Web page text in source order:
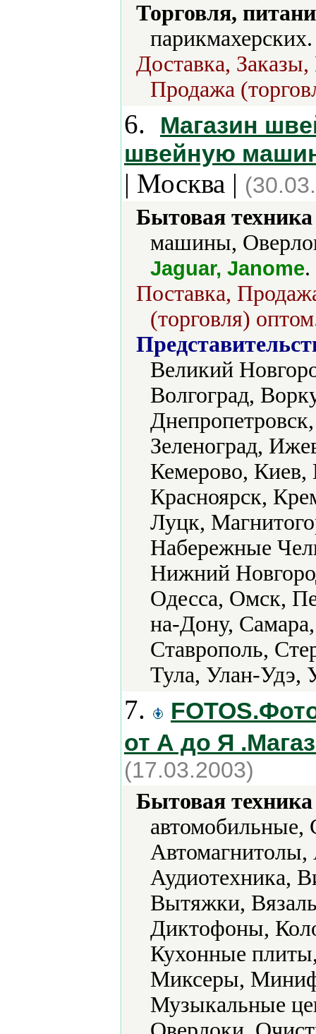
Торговля,
парикмахерских.
Доставка,
Продажа
6.
Магазин
швейную
| Москва |
Бытовая
машины,
Jaguar, Janome.
Поставка,
(торговля)
Великий
Волгоград,
Зеленоград,
Кемерово, Киев,
Красноярск,
Луцк,
Набережные
Нижний
Одесса, Омск,
на-Дону,
Ставрополь,
Тула, Улан-Удэ,
7.
от А до Я
(17.03.2003)
Бытовая
автомобильные,
Аудиотехника,
Вытяжки,
Диктофоны,
Кухонные
Миксеры,
Музыкальные